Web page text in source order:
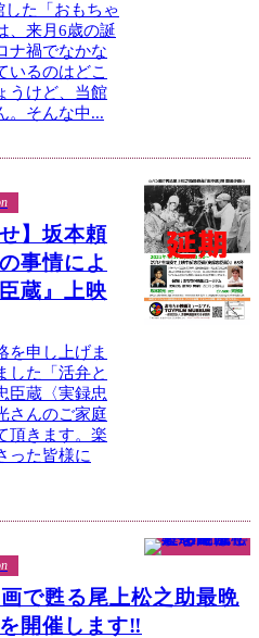
した「おもちゃ
、来月6歳の誕
ナ禍でなかな
いるのはどこ
うけど、当館
。そんな中...
】坂本頼
事情によ
蔵』上映
を申し上げま
した「活弁と
臣蔵〈実録忠
さんのご家庭
頂きます。楽
った皆様に
で甦る尾上松之助最晩
開催します‼